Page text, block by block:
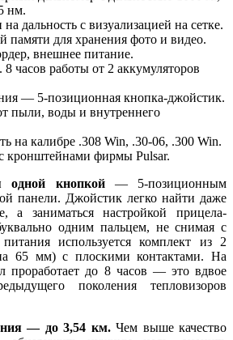
нм.
дальность с визуализацией на сетке.
памяти для хранения фото и видео.
внешнее питание.
часов работы от 2 аккумуляторов
— 5-позиционная кнопка-джойстик.
пыли, воды и внутреннего
на калибре .308 Win, .30-06, .300 Win.
кронштейнами фирмы Pulsar.
одной кнопкой— 5-позиционным
панели. Джойстик легко найти даже
а заниматься настройкой прицела-
одним пальцем, не снимая с
используется комплект из 2
65 мм) с плоскими контактами. На
проработает до 8 часов — это вдвое
поколения тепловизоров
— до 3,54 км.Чем выше качество